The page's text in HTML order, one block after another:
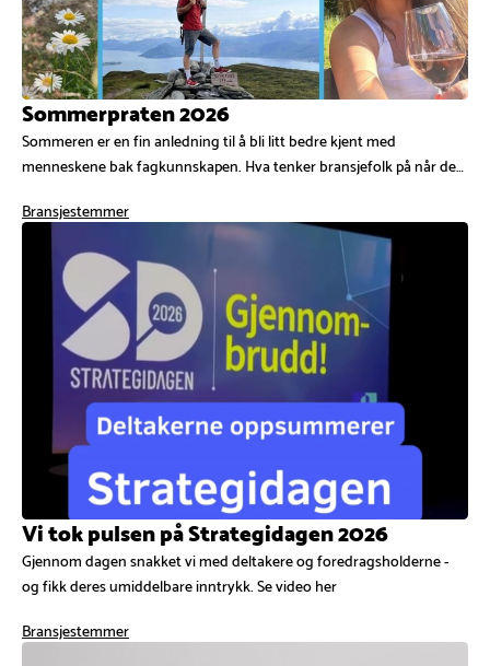
Sommerpraten 2026
Sommeren er en fin anledning til å bli litt bedre kjent med
menneskene bak fagkunnskapen. Hva tenker bransjefolk på når de…
Bransjestemmer
Vi tok pulsen på Strategidagen 2026
Gjennom dagen snakket vi med deltakere og foredragsholderne -
og fikk deres umiddelbare inntrykk. Se video her
Bransjestemmer